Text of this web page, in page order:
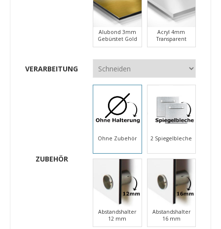
Alubond 3mm
Gebürstet Gold
Acryl 4mm
Transparent
VERARBEITUNG
ZUBEHÖR
Ohne Zubehör 2 Spiegelbleche
Abstandshalter
12 mm
Abstandshalter
16 mm